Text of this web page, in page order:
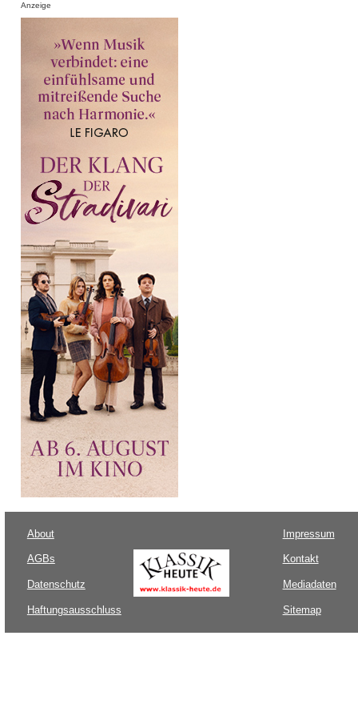
Anzeige
About
AGBs
Datenschutz
Haftungsausschluss
Impressum
Kontakt
Mediadaten
Sitemap